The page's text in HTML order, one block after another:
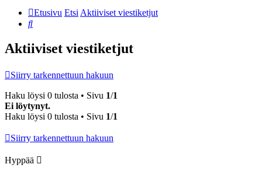
Etusivu EtsiAktiiviset viestiketjut
Etsi
Aktiiviset viestiketjut
Siirry tarkennettuun hakuun
Haku löysi 0 tulosta • Sivu 1/1
Ei löytynyt.
Haku löysi 0 tulosta • Sivu 1/1
Siirry tarkennettuun hakuun
Hyppää